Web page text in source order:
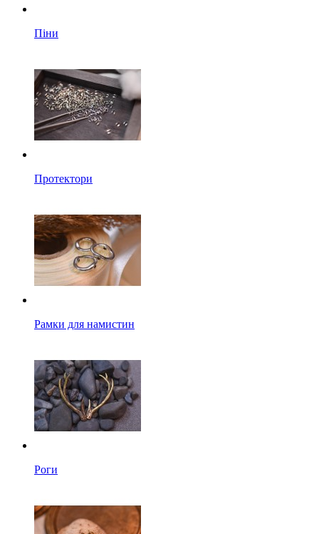
Піни
Протектори
Рамки для намистин
Роги